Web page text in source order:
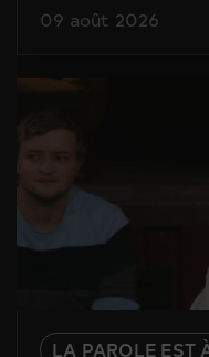
09 août 2026
LA PAROLE EST